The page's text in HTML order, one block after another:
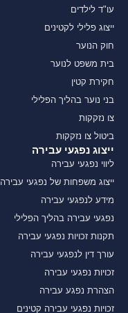
עו"ד לילדים
ייצוג פלילי לקטינים
חוק הנוער
בית משפט לנוער
חקירת קטין
בני נוער בהליך הפלילי
צו נזקקות
ביטול צו נזקקות
ייצוג נפגעי עבירה
ליווי נפגעי עבירה
ייצוג משפחות של נפגעי עבירה
מידע לנפגעי עבירה
נפגעי עבירה בהליך הפלילי
תקנות זכויות נפגעי עבירה
עורך דין לנפגעי עבירה
זכויות נפגעי עבירה
הצהרת נפגע עבירה
זכויות נפגעי עבירה קטינים